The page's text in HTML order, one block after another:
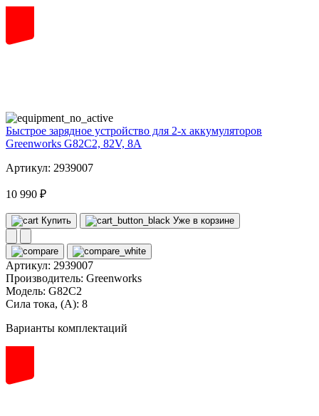
Быстрое зарядное устройство для 2-х аккумуляторов
Greenworks G82C2, 82V, 8А
Артикул: 2939007
10 990 ₽
Купить Уже в корзине
Артикул: 2939007
Производитель: Greenworks
Модель: G82C2
Сила тока, (А): 8
Варианты комплектаций